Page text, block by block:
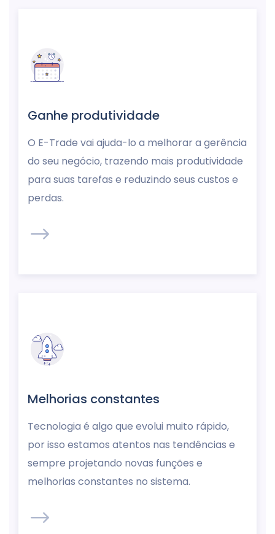
Ganhe produtividade
O E-Trade vai ajuda-lo a melhorar a gerência
do seu negócio, trazendo mais produtividade
para suas tarefas e reduzindo seus custos e
perdas.
Melhorias constantes
Tecnologia é algo que evolui muito rápido,
por isso estamos atentos nas tendências e
sempre projetando novas funções e
melhorias constantes no sistema.